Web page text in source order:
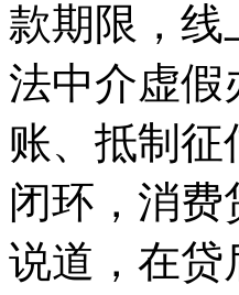
款期限，线
法中介虚假
账、抵制
闭环，消费
说道，在贷